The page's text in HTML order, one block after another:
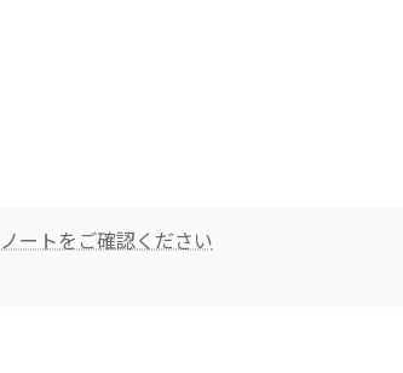
ートをご確認ください